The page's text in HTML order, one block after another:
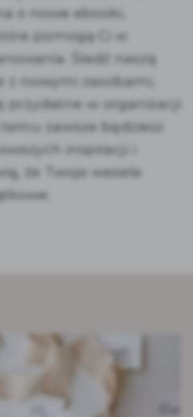
o nowe ebooki,
pomogą Ci w
Śledź naszą
z nowymi zasobami,
przydatne w organizacji
zawsze będziesz
inspiracji i
że Twoje wesele